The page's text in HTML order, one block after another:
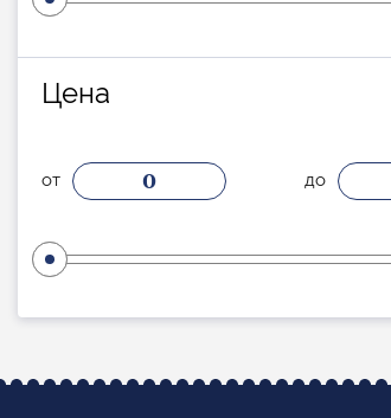
Цена
от 0 до